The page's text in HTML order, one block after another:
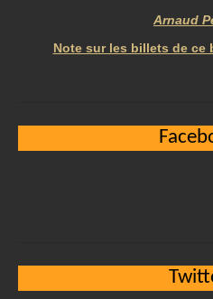
Arnaud
Note sur les billets de ce